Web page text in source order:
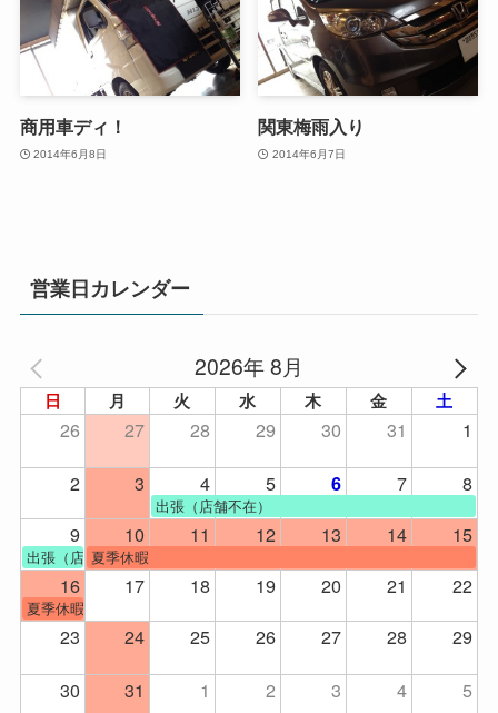
商用車ディ！
2014年6月8日
関東梅雨入り
2014年6月7日
営業日カレンダー
2026年 8月
日 月 火 水 木 金 土
26 27 28 29 30 31
1
2
3 4 5 6 7 8
出張（店舗不在）
9 10 11 12 13 14 15
出張（店舗不在）
夏季休暇
16 17 18 19 20 21 22
夏季休暇
23 24 25 26 27 28
29
30
31 1 2 3 4 5